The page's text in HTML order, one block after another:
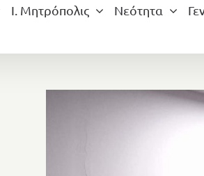
Ι. Μητρόπολις Νεότητα